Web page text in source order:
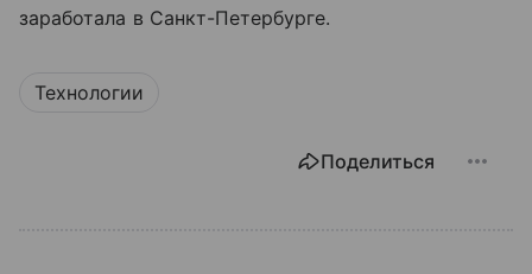
заработала в Санкт-Петербурге.
Технологии
Поделиться